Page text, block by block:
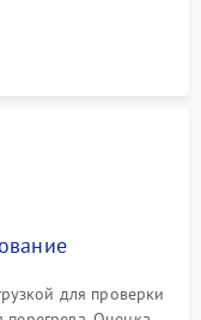
всех
корпуса
для проверки